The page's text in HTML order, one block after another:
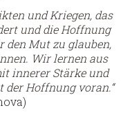
und Kriegen, das
und die Hoffnung
den Mut zu glauben,
Wir lernen aus
innerer Stärke und
Hoffnung voran.“